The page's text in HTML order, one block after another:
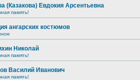
(Казакова) Евдокия Арсентьевна
память!
ангарских костюмов
Николай
память!
Василий Иванович
память!